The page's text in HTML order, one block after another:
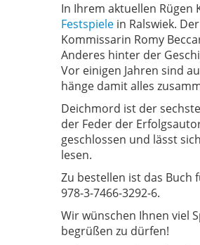
In Ihrem aktuellen Rügen
Festspiele in Ralswiek.
Kommissarin Romy
Anderes hinter der
Vor einigen Jahren sind
hänge damit alles
Deichmord ist der
der Feder der
geschlossen und lässt
lesen.
Zu bestellen ist das Buch
978-3-7466-3292-6.
Wir wünschen Ihnen viel
begrüßen zu dürfen!